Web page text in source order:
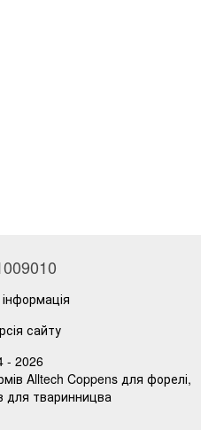
сайту
- 2026
Alltech Coppens для форелі,
для тваринницва